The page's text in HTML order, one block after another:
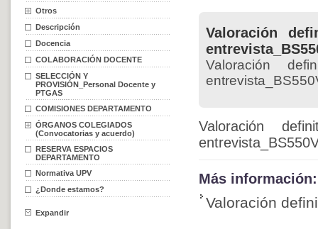
Otros
Descripción
Docencia
COLABORACIÓN DOCENTE
SELECCIÓN Y
PROVISIÓN_Personal Docente y
PTGAS
COMISIONES DEPARTAMENTO
ÓRGANOS COLEGIADOS
(Convocatorias y acuerdo)
RESERVA ESPACIOS
DEPARTAMENTO
Normativa UPV
¿Donde estamos?
Expandir
Valoración
Valoración
Valoración
Más información:
Valoración